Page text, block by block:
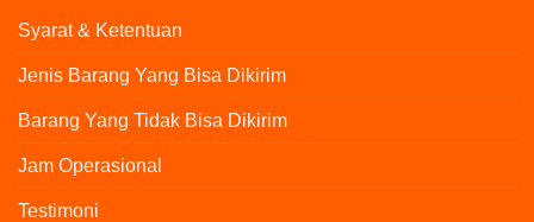
Syarat & Ketentuan
Jenis Barang Yang Bisa Dikirim
Barang Yang Tidak Bisa Dikirim
Jam Operasional
Testimoni